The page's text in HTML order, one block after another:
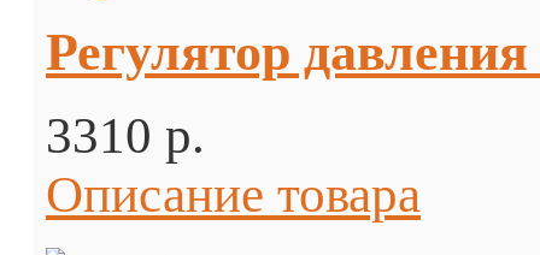
Регулятор
3310 p.
Описание товара